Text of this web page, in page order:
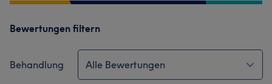
Bewertungen filtern
Behandlung Alle Bewertungen